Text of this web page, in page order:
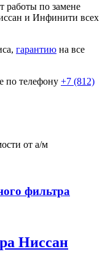
работы по замене
и Инфинити всех
гарантию на все
по телефону +7 (812)
от а/м
фильтра
Ниссан